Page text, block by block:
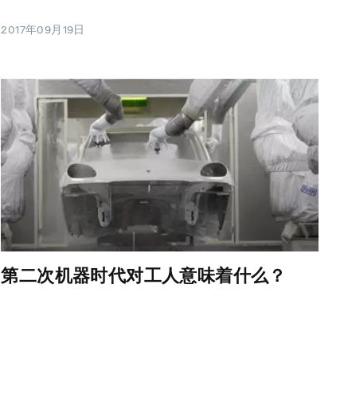
2017年09月19日
第二次机器时代对工人意味着什么？